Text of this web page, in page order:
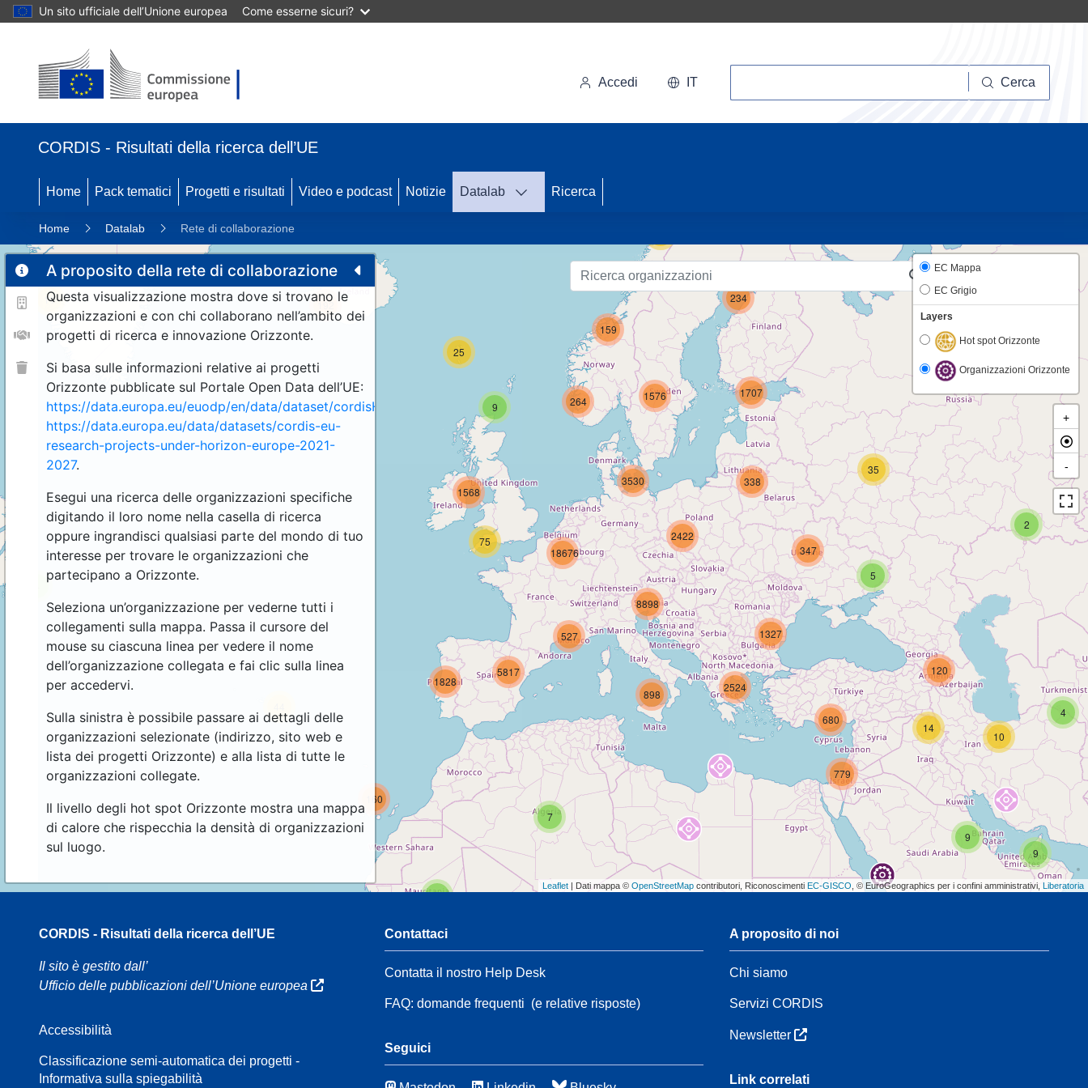
Un sito ufficiale dell’Unione europea Come esserne sicuri?
Accedi IT Cerca
CORDIS - Risultati della ricerca dell’UE
Home Pack tematici Progetti e risultati Video e podcast Notizie Datalab Ricerca
Home Datalab Rete di collaborazione
A proposito della rete di collaborazione
Questa visualizzazione mostra dove si trovano le
organizzazioni e con chi collaborano nell’ambito dei
progetti di ricerca e innovazione Orizzonte.
Si basa sulle informazioni relative ai progetti
Orizzonte pubblicate sul Portale Open Data dell’UE:
https://data.europa.eu/euodp/en/data/dataset/cordisH2020projects
https://data.europa.eu/data/datasets/cordis-eu-
research-projects-under-horizon-europe-2021-
2027.
Esegui una ricerca delle organizzazioni specifiche
digitando il loro nome nella casella di ricerca
oppure ingrandisci qualsiasi parte del mondo di tuo
interesse per trovare le organizzazioni che
partecipano a Orizzonte.
Seleziona un’organizzazione per vederne tutti i
collegamenti sulla mappa. Passa il cursore del
mouse su ciascuna linea per vedere il nome
dell’organizzazione collegata e fai clic sulla linea
per accedervi.
Sulla sinistra è possibile passare ai dettagli delle
organizzazioni selezionate (indirizzo, sito web e
lista dei progetti Orizzonte) e alla lista di tutte le
organizzazioni collegate.
Il livello degli hot spot Orizzonte mostra una mappa
di calore che rispecchia la densità di organizzazioni
sul luogo.
9
9
4
10
2
14
54
11 192
160
2
35
9
25
159
264
898
5
14
120
1327
779
680
2524
7
1828
5817
75
527
3530
1568
18676
338
347
8898
2422
234
1576 1707
EC Mappa
EC Grigio
Layers
Hot spot Orizzonte
Organizzazioni Orizzonte
+
-
Leaflet | Dati mappa © OpenStreetMap contributori, Riconoscimenti EC-GISCO , © EuroGeographics per i confini amministrativi, Liberatoria
CORDIS - Risultati della ricerca dell’UE
Il sito è gestito dall’
Ufficio delle pubblicazioni dell’Unione europea
Accessibilità
Classificazione semi-automatica dei progetti -
Informativa sulla spiegabilità
Contattaci
Contatta il nostro Help Desk
FAQ: domande frequenti (e relative risposte)
Seguici
A proposito di noi
Chi siamo
Servizi CORDIS
Newsletter
Link correlati